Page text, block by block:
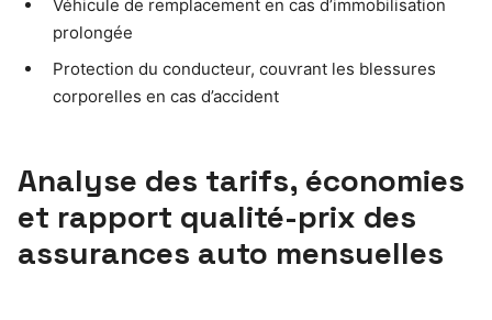
Véhicule de remplacement en cas d’immobilisation
prolongée
Protection du conducteur, couvrant les blessures
corporelles en cas d’accident
Analyse des tarifs, économies
et rapport qualité-prix des
assurances auto mensuelles